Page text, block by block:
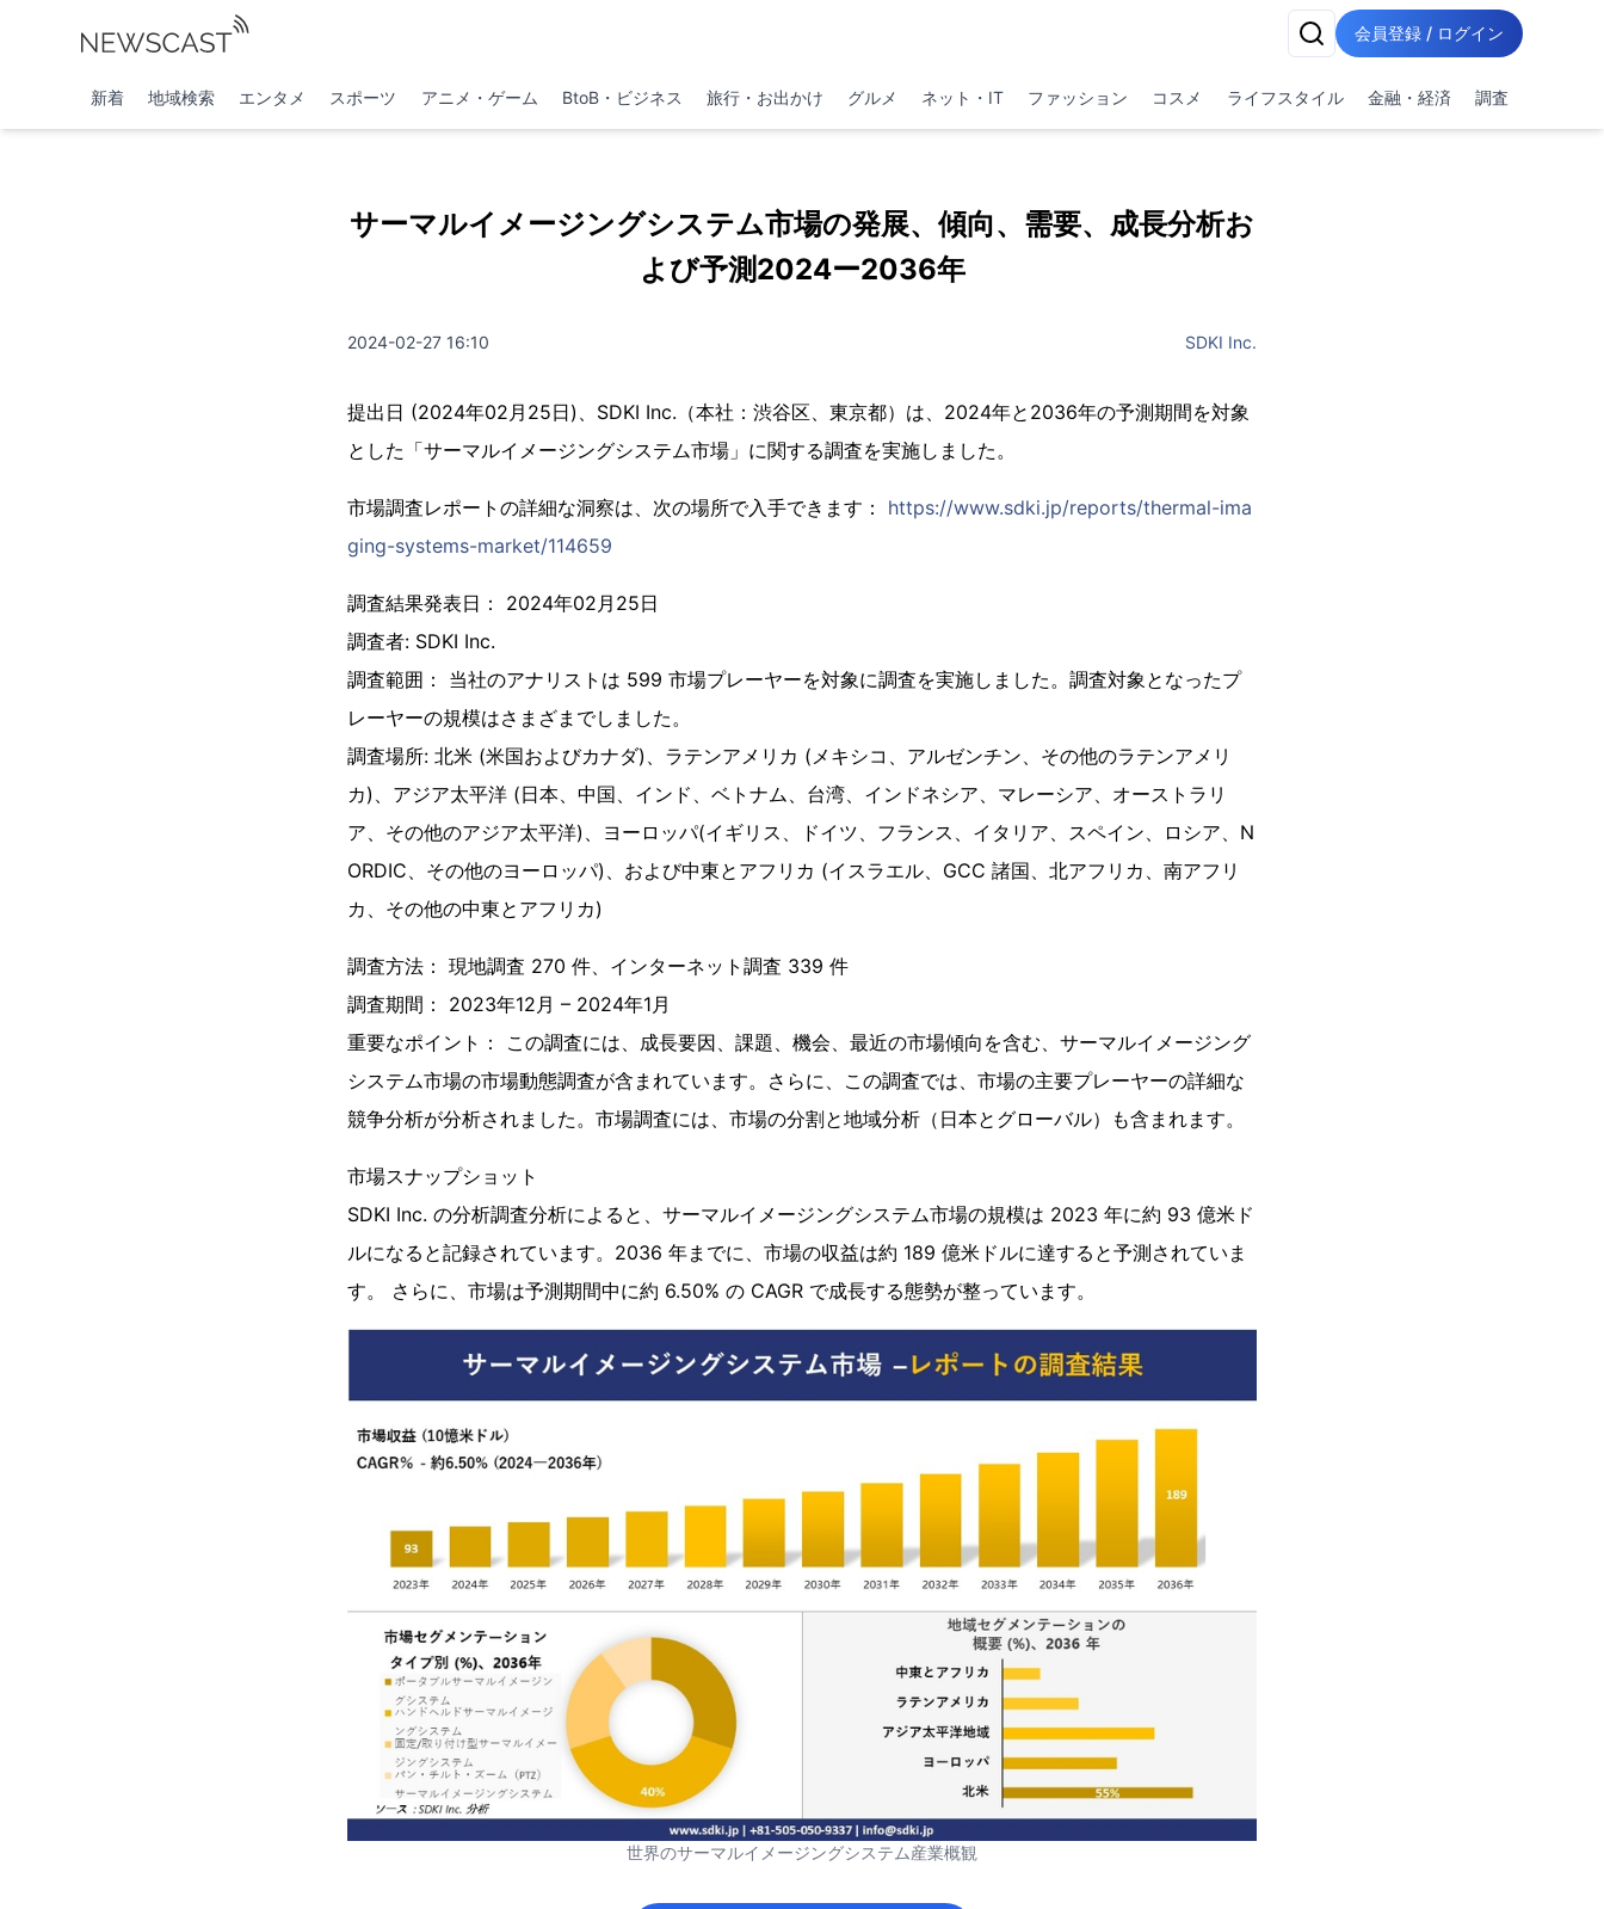
会員登録 / ログイン
新着 地域検索 エンタメ スポーツ アニメ・ゲーム BtoB・ビジネス 旅行・お出かけ グルメ ネット・IT ファッション コスメ ライフスタイル 金融・経済 調査
サーマルイメージングシステム市場の発展、傾向、需要、成長分析お
よび予測2024ー2036年
2024-02-27 16:10 SDKI Inc.
提出日 (2024年02月25日)、SDKI Inc.（本社：渋谷区、東京都）は、2024年と2036年の予測期間を対象
とした「サーマルイメージングシステム市場」に関する調査を実施しました。
市場調査レポートの詳細な洞察は、次の場所で入手できます： https://www.sdki.jp/reports/thermal-ima
ging-systems-market/114659
調査結果発表日： 2024年02月25日
調査者: SDKI Inc.
調査範囲： 当社のアナリストは 599 市場プレーヤーを対象に調査を実施しました。調査対象となったプ
レーヤーの規模はさまざまでしました。
調査場所: 北米 (米国およびカナダ)、ラテンアメリカ (メキシコ、アルゼンチン、その他のラテンアメリ
カ)、アジア太平洋 (日本、中国、インド、ベトナム、台湾、インドネシア、マレーシア、オーストラリ
ア、その他のアジア太平洋)、ヨーロッパ(イギリス、ドイツ、フランス、イタリア、スペイン、ロシア、N
ORDIC、その他のヨーロッパ)、および中東とアフリカ (イスラエル、GCC 諸国、北アフリカ、南アフリ
カ、その他の中東とアフリカ)
調査方法： 現地調査 270 件、インターネット調査 339 件
調査期間： 2023年12月 – 2024年1月
重要なポイント： この調査には、成長要因、課題、機会、最近の市場傾向を含む、サーマルイメージング
システム市場の市場動態調査が含まれています。さらに、この調査では、市場の主要プレーヤーの詳細な
競争分析が分析されました。市場調査には、市場の分割と地域分析（日本とグローバル）も含まれます。
市場スナップショット
SDKI Inc. の分析調査分析によると、サーマルイメージングシステム市場の規模は 2023 年に約 93 億米ド
ルになると記録されています。2036 年までに、市場の収益は約 189 億米ドルに達すると予測されていま
す。 さらに、市場は予測期間中に約 6.50% の CAGR で成長する態勢が整っています。
世界のサーマルイメージングシステム産業概観